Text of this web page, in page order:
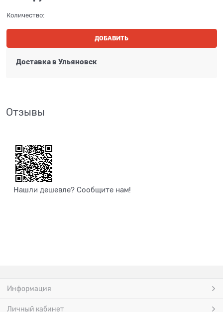
Количество:
ДОБАВИТЬ
Доставка в Ульяновск
Отзывы
Нашли дешевле? Сообщите нам!
Информация
Личный кабинет